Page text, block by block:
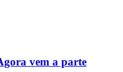
vem a parte